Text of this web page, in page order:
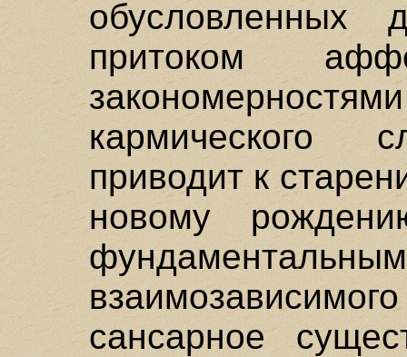
обусловленных
притоком
кармического
приводит к
новому
сансарное